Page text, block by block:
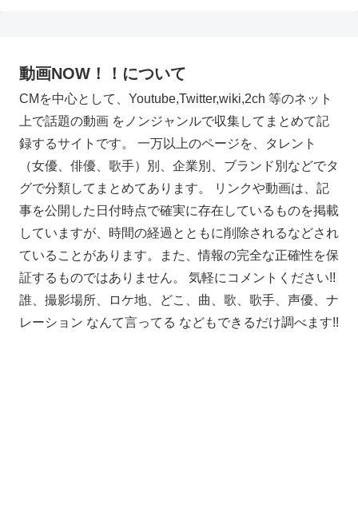
動画NOW！！について
CMを中心として、Youtube,Twitter,wiki,2ch 等のネット
上で話題の動画 をノンジャンルで収集してまとめて記
録するサイトです。 一万以上のページを、タレント
（女優、俳優、歌手）別、企業別、ブランド別などでタ
グで分類してまとめてあります。 リンクや動画は、記
事を公開した日付時点で確実に存在しているものを掲載
していますが、時間の経過とともに削除されるなどされ
ていることがあります。また、情報の完全な正確性を保
証するものではありません。 気軽にコメントください!!
誰、撮影場所、ロケ地、どこ、曲、歌、歌手、声優、ナ
レーション なんて言ってる などもできるだけ調べます!!